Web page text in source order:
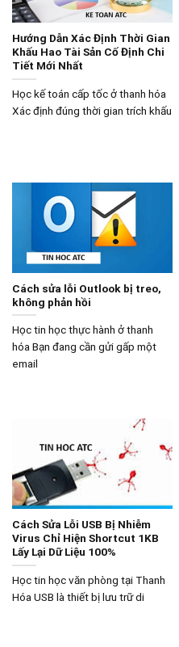
Hướng Dẫn Xác Định Thời Gian
Khấu Hao Tài Sản Cố Định Chi
Tiết Mới Nhất
Học kế toán cấp tốc ở thanh hóa
Xác định đúng thời gian trích khấu
Cách sửa lỗi Outlook bị treo,
không phản hồi
Học tin học thực hành ở thanh
hóa Bạn đang cần gửi gấp một
email
Cách Sửa Lỗi USB Bị Nhiễm
Virus Chỉ Hiện Shortcut 1KB
Lấy Lại Dữ Liệu 100%
Học tin học văn phòng tại Thanh
Hóa USB là thiết bị lưu trữ di